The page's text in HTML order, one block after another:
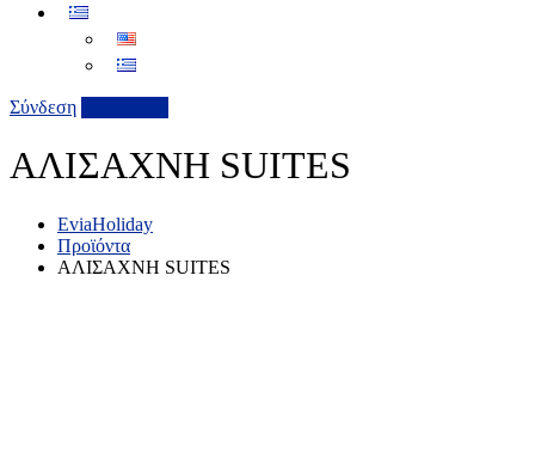
Σύνδεση
ΑΛΙΣΑΧΝΗ SUITES
EviaHoliday
Προϊόντα
ΑΛΙΣΑΧΝΗ SUITES